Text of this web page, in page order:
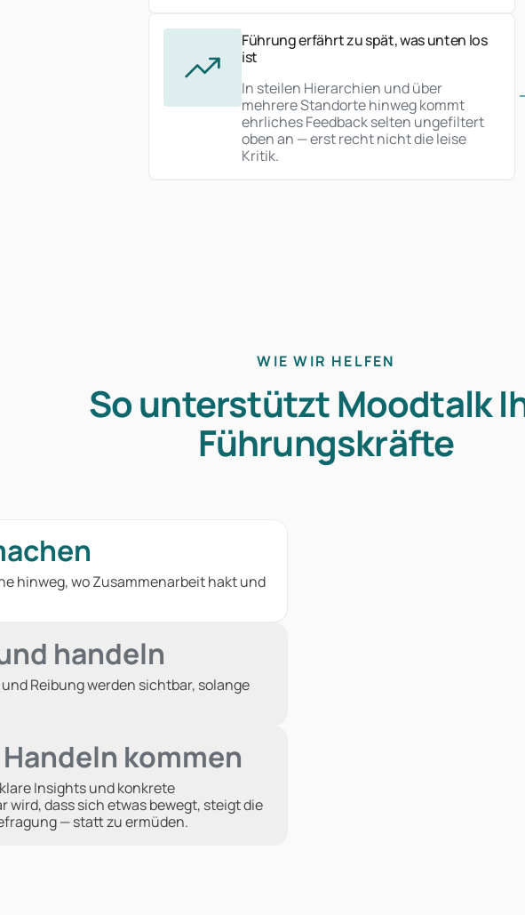
Führung erfährt zu spät, was unten los
ist
In steilen Hierarchien und über
mehrere Standorte hinweg kommt
ehrliches Feedback selten ungefiltert
oben an — erst recht nicht die leise
Kritik.
WIE WIR HELFEN
So unterstützt Moodtalk
Führungskräfte
hinweg, wo Zusammenarbeit hakt und
handeln
Reibung werden sichtbar, solange
kommen
Insights und konkrete
wird, dass sich etwas bewegt, steigt die
— statt zu ermüden.